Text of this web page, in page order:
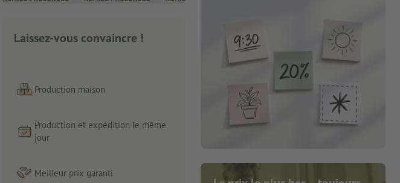
Laissez-vous convaincre !
Production maison
Production et expédition le même
jour
Meilleur prix garanti